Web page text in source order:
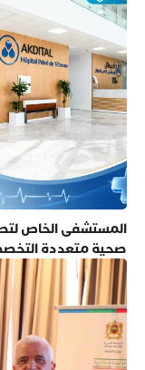
المستشفى الخاص
صحية متعددة